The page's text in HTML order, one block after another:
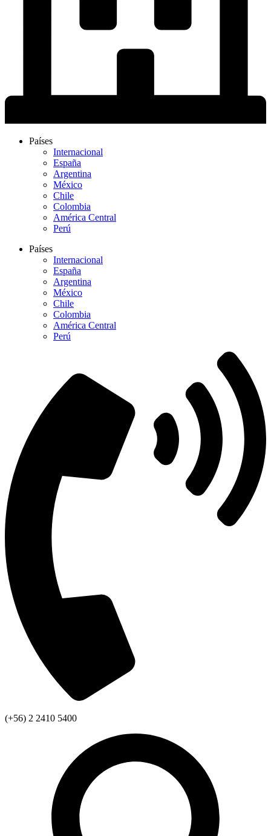
Países
Internacional
España
Argentina
México
Chile
Colombia
América Central
Perú
Países
Internacional
España
Argentina
México
Chile
Colombia
América Central
Perú
(+56) 2 2410 5400